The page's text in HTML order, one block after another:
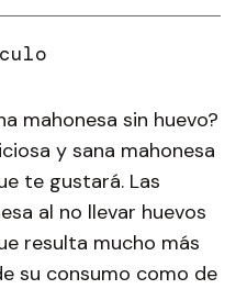
mahonesa sin huevo?
y sana mahonesa
te gustará. Las
al no llevar huevos
resulta mucho más
su consumo como de